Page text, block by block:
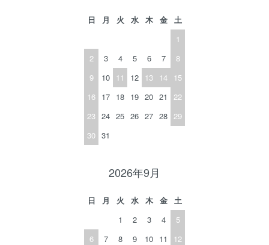
日 月 火 水 木 金
土
1
2
3 4 5 6 7
8
9
10 11 12 13 14
15
16 17 18 19 20 21
22
23 24 25 26 27 28 29
30 31
2026年9月
日 月 火 水 木 金
土
1
2 3 4
5
6
7 8 9 10 11
12